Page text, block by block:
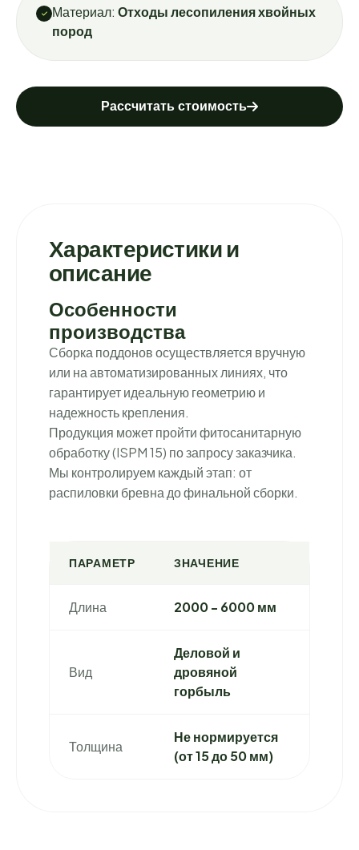
Материал: Отходы лесопиления хвойных
пород
Рассчитать стоимость
Характеристики и
описание
Особенности
производства
Сборка поддонов осуществляется вручную
или на автоматизированных линиях, что
гарантирует идеальную геометрию и
надежность крепления.
Продукция может пройти фитосанитарную
обработку (ISPM 15) по запросу заказчика.
Мы контролируем каждый этап: от
распиловки бревна до финальной сборки.
ПАРАМЕТР ЗНАЧЕНИЕ
Длина 2000 - 6000 мм
Вид
Деловой и
дровяной
горбыль
Толщина
Не нормируется
(от 15 до 50 мм)